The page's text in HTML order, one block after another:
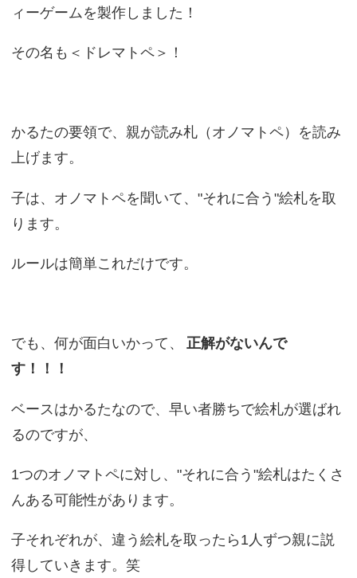
ィーゲームを製作しました！
その名も＜ドレマトペ＞！
かるたの要領で、親が読み札（オノマトペ）を読み
上げます。
子は、オノマトペを聞いて、"それに合う"絵札を取
ります。
ルールは簡単これだけです。
でも、何が面白いかって、
正解がないんで
す！！！
ベースはかるたなので、早い者勝ちで絵札が選ばれ
るのですが、
1つのオノマトペに対し、"それに合う"絵札はたくさ
んある可能性があります。
子それぞれが、違う絵札を取ったら1人ずつ親に説
得していきます。笑